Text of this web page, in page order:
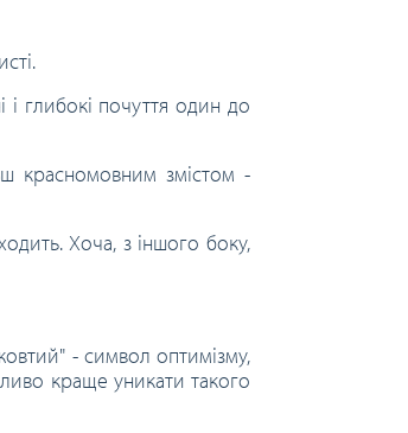
глибокі почуття один до
красномовним змістом -
Хоча, з іншого боку,
- символ оптимізму,
краще уникати такого